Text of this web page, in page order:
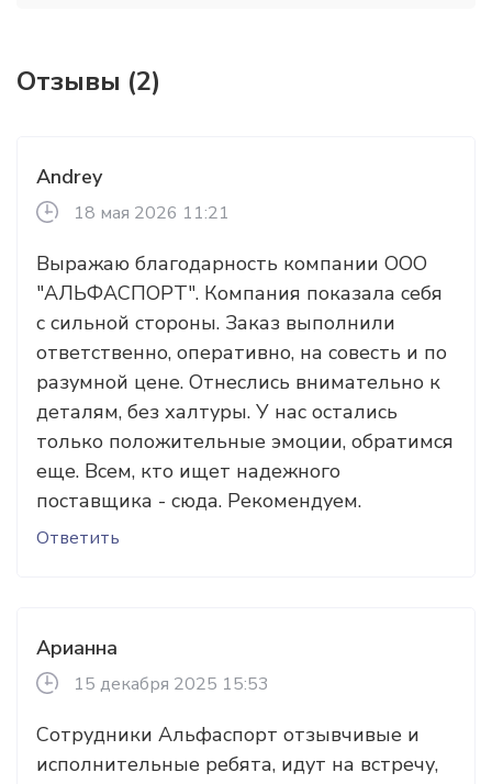
Отзывы (2)
Andrey
18 мая 2026 11:21
Выражаю благодарность компании ООО
"АЛЬФАСПОРТ". Компания показала себя
с сильной стороны. Заказ выполнили
ответственно, оперативно, на совесть и по
разумной цене. Отнеслись внимательно к
деталям, без халтуры. У нас остались
только положительные эмоции, обратимся
еще. Всем, кто ищет надежного
поставщика - сюда. Рекомендуем.
Ответить
Арианна
15 декабря 2025 15:53
Сотрудники Альфаспорт отзывчивые и
исполнительные ребята, идут на встречу,